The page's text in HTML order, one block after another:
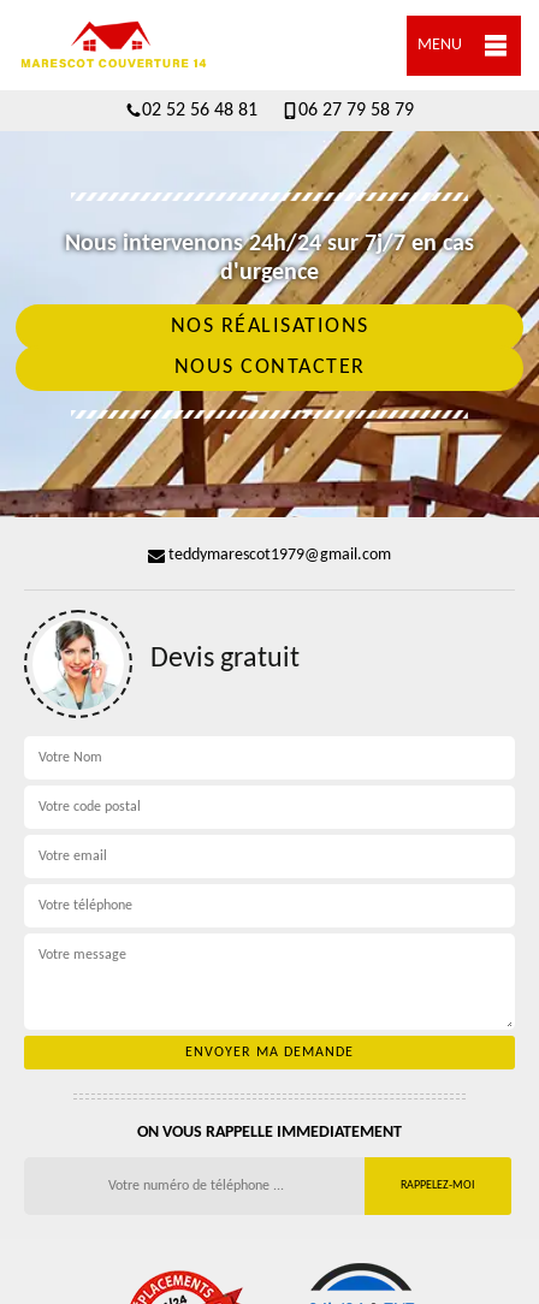
MENU
02 52 56 48 81 06 27 79 58 79
Nous intervenons 24h/24 sur 7j/7 en cas
d'urgence
NOS RÉALISATIONS
NOUS CONTACTER
teddymarescot1979@gmail.com
Devis gratuit
ON VOUS RAPPELLE IMMEDIATEMENT